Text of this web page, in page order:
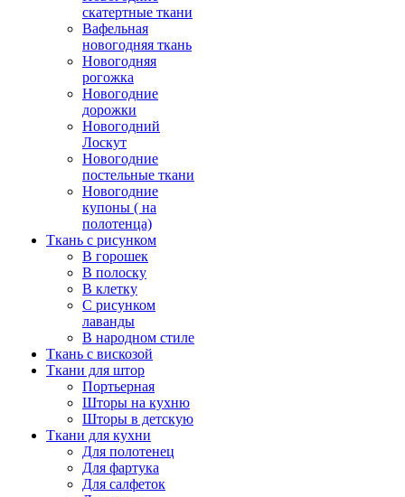
скатертные ткани
Вафельная
новогодняя ткань
Новогодняя
рогожка
Новогодние
дорожки
Новогодний
Лоскут
Новогодние
постельные ткани
Новогодние
купоны ( на
полотенца)
Ткань с рисунком
В горошек
В полоску
В клетку
С рисунком
лаванды
В народном стиле
Ткань с вискозой
Ткани для штор
Портьерная
Шторы на кухню
Шторы в детскую
Ткани для кухни
Для полотенец
Для фартука
Для салфеток